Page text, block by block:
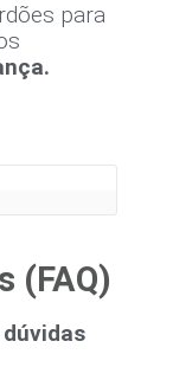
para
(FAQ)